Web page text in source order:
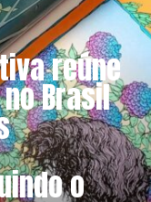
reúne
Brasil
o